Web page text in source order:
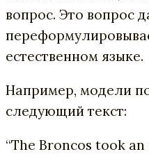
вопрос. Это вопрос
естественном языке.
Например, модели
следующий текст:
“The Broncos took